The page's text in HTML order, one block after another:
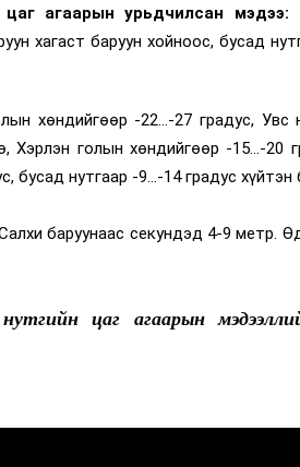
агаарын урьдчилсан мэдээ:
хагаст баруун хойноос, бусад
хөндийгөөр -22...-27 градус, Увс
Хэрлэн голын хөндийгөөр -15...-20
бусад нутгаар -9...-14 градус хүйтэн
баруунаас секундэд 4-9 метр.
цаг агаарын